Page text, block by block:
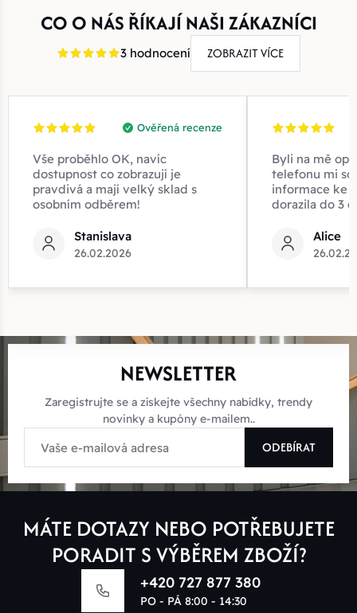
CO O NÁS ŘÍKAJÍ NAŠI ZÁKAZNÍCI
3 hodnocení ZOBRAZIT VÍCE
Ověřená recenze
Vše proběhlo OK, navíc
dostupnost co zobrazují je
pravdivá a mají velký sklad s
osobním odběrem!
Stanislava
26.02.2026
Byli na mě
telefonu mi
informace ke
dorazila do 3
Alice
NEWSLETTER
Zaregistrujte se a získejte všechny nabídky, trendy
novinky a kupóny e-mailem..
ODEBÍRAT
MÁTE DOTAZY NEBO POTŘEBUJETE
PORADIT S VÝBĚREM ZBOŽÍ?
+420 727 877 380
PO - PÁ 8:00 - 14:30